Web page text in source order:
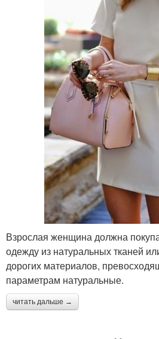
Взрослая женщина должна
одежду из натуральных тканей
дорогих материалов,
параметрам натуральные.
читать дальше →